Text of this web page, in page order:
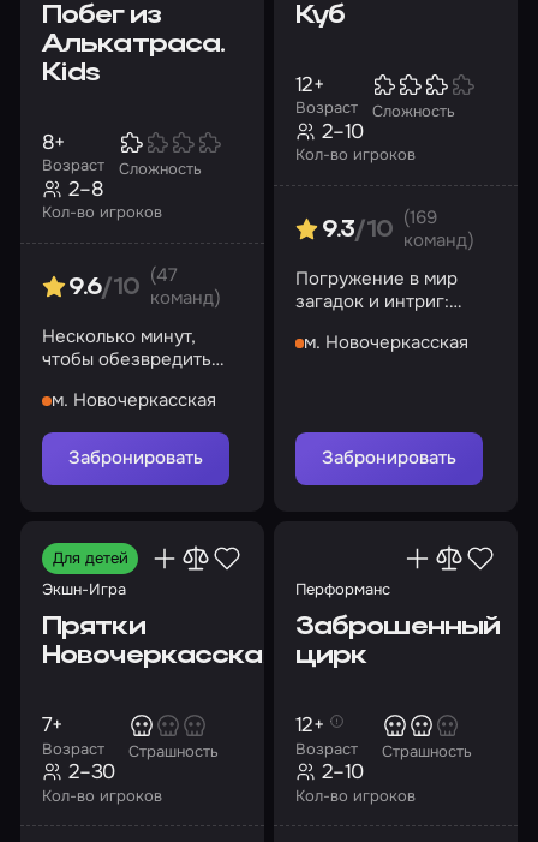
Побег из
Алькатраса.
Kids
Возраст
8+
Сложность
Кол-во игроков
2–8
9.6/10
(47
команд)
Несколько минут,
чтобы обезвредить
остановить
преступника
м. Новочеркасская
Забронировать
Куб
Возраст
12+
Сложность
Кол-во игроков
2–10
9.3/10
(169
команд)
Погружение в мир
загадок и интриг:
команде потянет вас
м. Новочеркасская
Забронировать
Для детей
Экшн-Игра
Прятки
Новочеркасская
Возраст
7+
Страшность
Кол-во игроков
2–30
Перформанс
Заброшенный
цирк
Возраст
12+
Страшность
Кол-во игроков
2–10